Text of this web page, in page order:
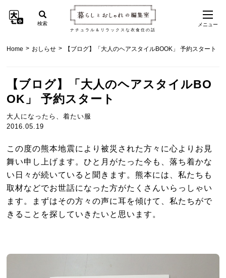
ナチュラル＆リラックスな衣食住の話
検索 メニュー
Home > おしらせ > 【ブログ】「大人のヘアスタイルBOOK」 予約スタート
【ブログ】「大人のヘアスタイルBO
OK」 予約スタート
大人になったら、着たい服
2016.05.19
この度の熊本地震により被災された方々に心よりお見
舞い申し上げます。ひと月がたった今も、落ち着かな
い日々が続いていると聞きます。熊本には、私たちも
取材などでお世話になった方がたくさんいらっしゃい
ます。まずはその方々の声に耳を傾けて、私たちがで
きることを探していきたいと思います。